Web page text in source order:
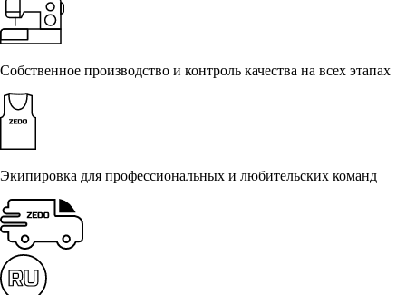
Собственное производство и контроль качества на всех этапах
Экипировка для профессиональных и любительских команд